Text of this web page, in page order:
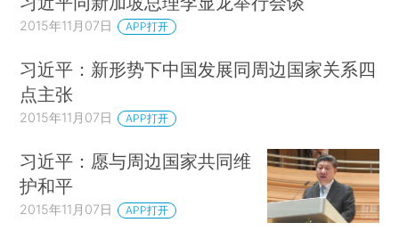
2015年11月07日 APP打开
习近平：新形势下中国发展同周边国家关系四
点主张
2015年11月07日 APP打开
习近平：愿与周边国家共同维
护和平
2015年11月07日 APP打开